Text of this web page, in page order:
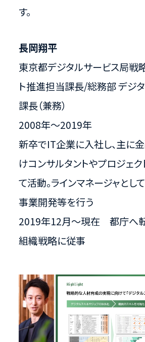
す。
長岡翔平
東京都デジタルサービス局​戦
ト推進担当課長​/総務部 デジ
課長（兼務）​
2008年～2019年
新卒でIT企業に入社し、主に
けコンサルタントやプロジェ
て活動。​ラインマネージャとし
事業開発等を行う
2019年12月～現在 都庁へ
組織戦略に従事